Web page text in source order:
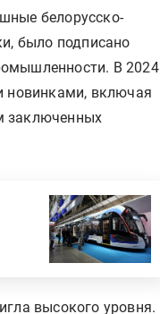
белорусско-
было подписано
В 2024
новинками, включая
заключенных
высокого уровня.